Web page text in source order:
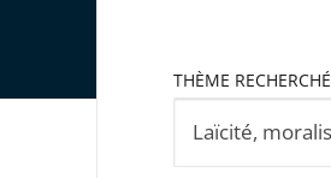
THÈME RECHERCHÉ